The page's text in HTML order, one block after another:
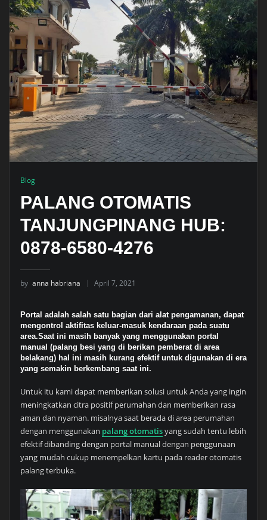
Blog
PALANG OTOMATIS
TANJUNGPINANG HUB:
0878-6580-4276
by anna habriana April 7, 2021
Portal adalah salah satu bagian dari alat pengamanan, dapat
mengontrol aktifitas keluar-masuk kendaraan pada suatu
area.Saat ini masih banyak yang menggunakan portal
manual (palang besi yang di berikan pemberat di area
belakang) hal ini masih kurang efektif untuk digunakan di era
yang semakin berkembang saat ini.
Untuk itu kami dapat memberikan solusi untuk Anda yang ingin
meningkatkan citra positif perumahan dan memberikan rasa
aman dan nyaman. misalnya saat berada di area perumahan
dengan menggunakan palang otomatisyang sudah tentu lebih
efektif dibanding dengan portal manual dengan penggunaan
yang mudah cukup menempelkan kartu pada reader otomatis
palang terbuka.